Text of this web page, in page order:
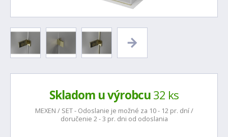
Skladom u výrobcu32 ks
MEXEN / SET - Odoslanie je možné za 10 - 12 pr. dní /
doručenie 2 - 3 pr. dni od odoslania